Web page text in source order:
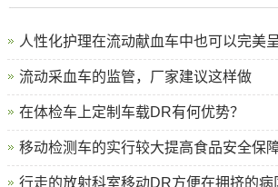
人性化护理在流动献血车中也可以完美
流动采血车的监管，厂家建议这样做
在体检车上定制车载DR有何优势？
移动检测车的实行较大提高食品安全保
行走的放射科室移动DR方便在拥挤的病